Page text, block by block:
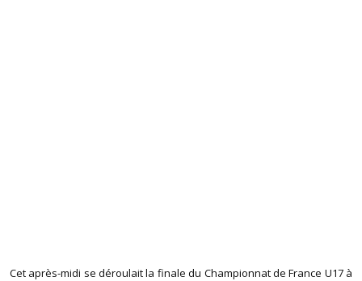
Cet après-midi se déroulait la finale du Championnat de France U17 à